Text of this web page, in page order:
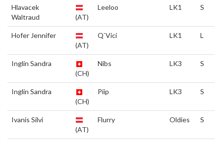
Hlavacek
Waltraud
(AT)
Leeloo LK1 S
Hofer Jennifer
(AT)
Q`Vici LK1 L
Inglin Sandra
(CH)
Nibs LK3 S
Inglin Sandra
(CH)
Piip LK3 S
Ivanis Silvi
(AT)
Flurry Oldies S